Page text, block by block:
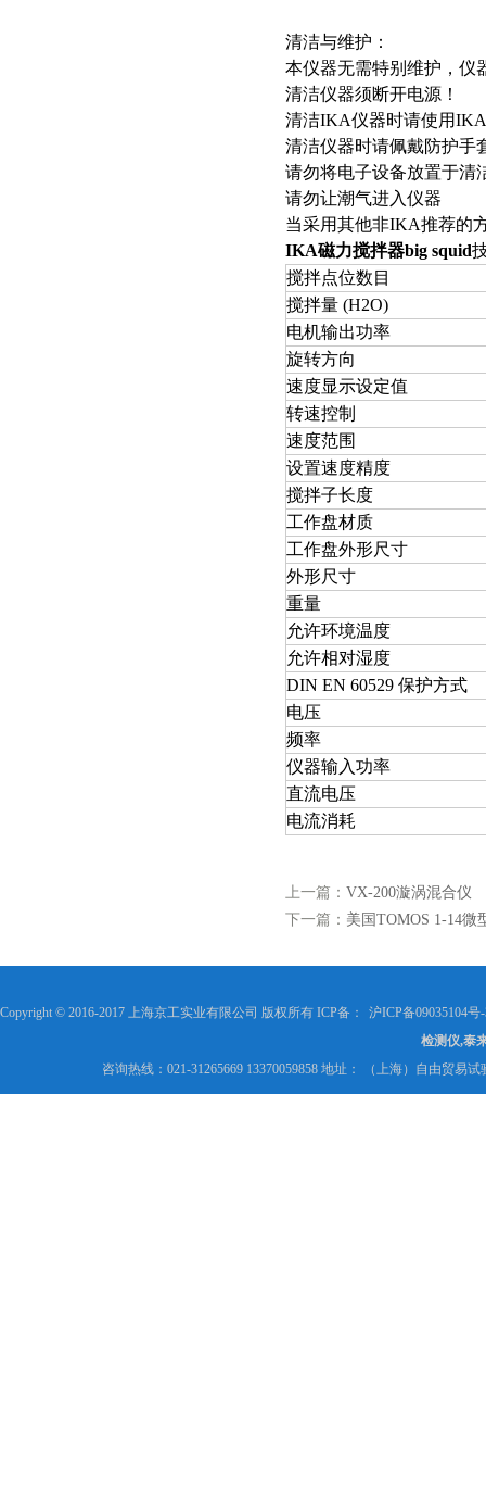
清洁与维护：
本仪器无需特别维护，仪
清洁仪器须断开电源！
清洁IKA仪器时请使用
清洁仪器时请佩戴防护手
请勿将电子设备放置于清
请勿让潮气进入仪器
当采用其他非IKA推荐的
IKA磁力搅拌器big squid
搅拌点位数目
搅拌量 (H2O)
电机输出功率
旋转方向
速度显示设定值
转速控制
速度范围
设置速度精度
搅拌子长度
工作盘材质
工作盘外形尺寸
外形尺寸
重量
允许环境温度
允许相对湿度
DIN EN 60529 保护方式
电压
频率
仪器输入功率
直流电压
电流消耗
上一篇： VX-200漩涡混合仪
下一篇： 美国TOMOS 1-14微
Copyright © 2016-2017 上海京工实业有限公司 版权所有 ICP备：
沪ICP备09035104号
检测仪,泰
咨询热线：021-31265669 13370059858 地址： （上海）自由贸易